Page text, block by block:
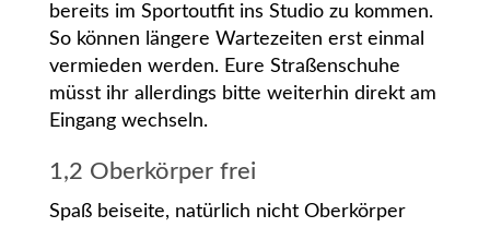
bereits im Sportoutfit ins Studio zu kommen.
So können längere Wartezeiten erst einmal
vermieden werden. Eure Straßenschuhe
müsst ihr allerdings bitte weiterhin direkt am
Eingang wechseln.
1,2 Oberkörper frei
Spaß beiseite, natürlich nicht Oberkörper